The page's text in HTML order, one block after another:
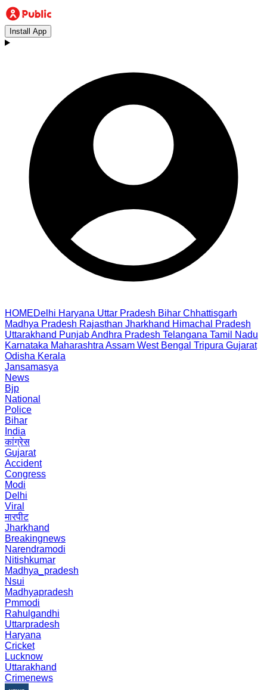
Install App
HOMEDelhi Haryana Uttar Pradesh Bihar Chhattisgarh
Madhya Pradesh Rajasthan Jharkhand Himachal Pradesh
Uttarakhand PunjabAndhra Pradesh Telangana Tamil Nadu
Karnataka Maharashtra Assam West Bengal Tripura Gujarat
Odisha Kerala
Jansamasya
News
Bjp
National
Police
Bihar
India
कांग्रेस
Gujarat
Accident
Congress
Modi
Delhi
Viral
मारपीट
Jharkhand
Breakingnews
Narendramodi
Nitishkumar
Madhya_pradesh
Nsui
Madhyapradesh
Pmmodi
Rahulgandhi
Uttarpradesh
Haryana
Cricket
Lucknow
Uttarakhand
Crimenews